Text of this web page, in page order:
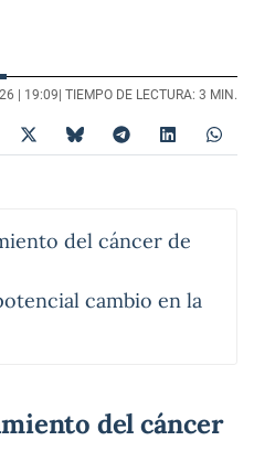
| 19:09 | TIEMPO DE LECTURA: 3 MIN.
del cáncer de
cambio en la
del cáncer